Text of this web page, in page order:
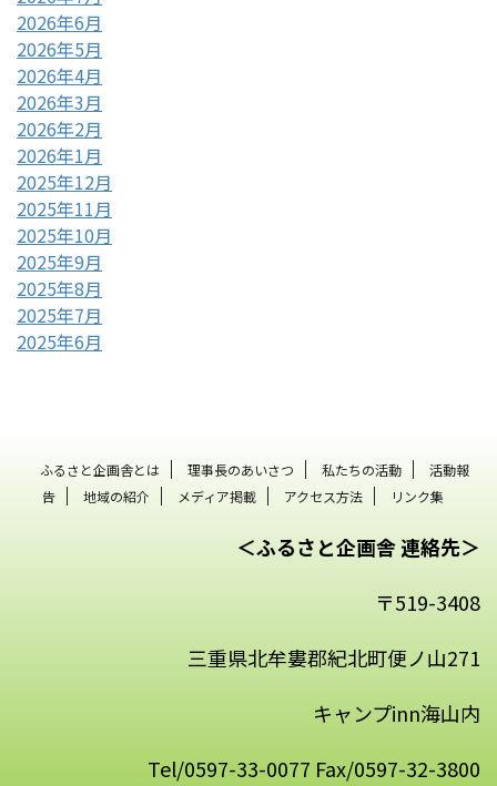
2026年6月
2026年5月
2026年4月
2026年3月
2026年2月
2026年1月
2025年12月
2025年11月
2025年10月
2025年9月
2025年8月
2025年7月
2025年6月
ふるさと企画舎とは 理事長のあいさつ 私たちの活動
活動報
告
地域の紹介 メディア掲載 アクセス方法 リンク集
＜ふるさと企画舎 連絡先＞
〒519-3408
三重県北牟婁郡紀北町便ノ山271
キャンプinn海山内
Tel/0597-33-0077 Fax/0597-32-3800